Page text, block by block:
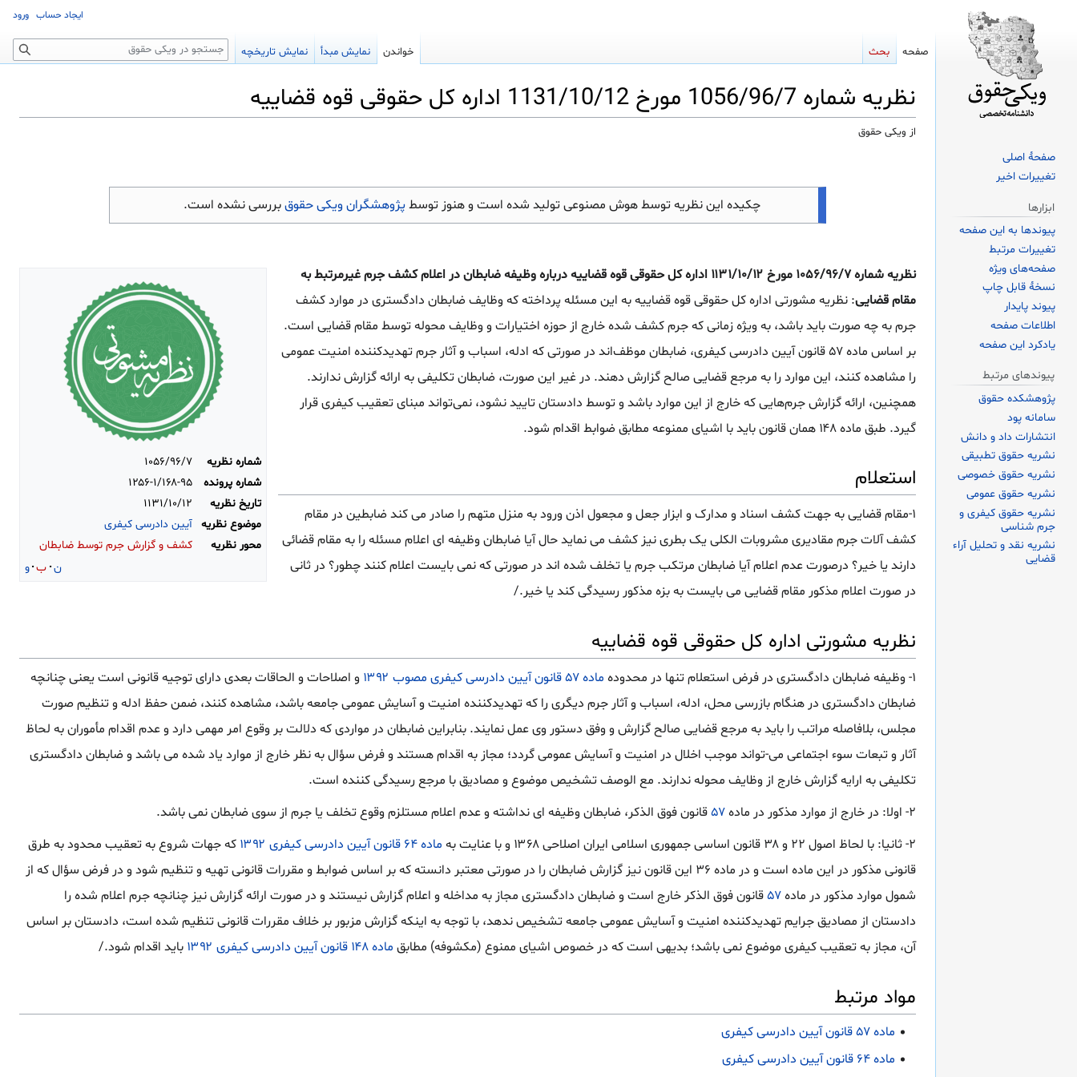
نظریه شماره 1056/96/7 مورخ 1131/10/12 اداره کل حقوقی قوه قضاییه
از ویکی حقوق
چکیده این نظریه توسط هوش مصنوعی تولید شده است و هنوز توسطپژوهشگران ویکی حقوقبررسی نشده است.
شماره نظریه
۱۰۵۶/۹۶/۷
شماره پرونده
۱۲۵۶-۱/۱۶۸-۹۵
تاریخ نظریه
۱۱۳۱/۱۰/۱۲
موضوع نظریه آیین دادرسی کیفری
محور نظریه
کشف و گزارش جرم توسط ضابطان
ن ب و
نظریه شماره ۱۰۵۶/۹۶/۷ مورخ ۱۱۳۱/۱۰/۱۲ اداره کل حقوقی قوه قضاییه درباره وظیفه ضابطان در اعلام کشف جرم غیرمرتبط به
مقام قضایی: نظریه مشورتی اداره کل حقوقی قوه قضاییه به این مسئله پرداخته که وظایف ضابطان دادگستری در موارد کشف
جرم به چه صورت باید باشد، به ویژه زمانی که جرم کشف شده خارج از حوزه اختیارات و وظایف محوله توسط مقام قضایی است.
بر اساس ماده ۵۷ قانون آیین دادرسی کیفری، ضابطان موظف‌اند در صورتی که ادله، اسباب و آثار جرم تهدیدکننده امنیت عمومی
را مشاهده کنند، این موارد را به مرجع قضایی صالح گزارش دهند. در غیر این صورت، ضابطان تکلیفی به ارائه گزارش ندارند.
همچنین، ارائه گزارش جرم‌هایی که خارج از این موارد باشد و توسط دادستان تایید نشود، نمی‌تواند مبنای تعقیب کیفری قرار
گیرد. طبق ماده ۱۴۸ همان قانون باید با اشیای ممنوعه مطابق ضوابط اقدام شود.
استعلام
۱-مقام قضایی به جهت کشف اسناد و مدارک و ابزار جعل و مجعول اذن ورود به منزل متهم را صادر می کند ضابطین در مقام
کشف آلات جرم مقادیری مشروبات الکلی یک بطری نیز کشف می نماید حال آیا ضابطان وظیفه ای اعلام مسئله را به مقام قضائی
دارند یا خیر؟ درصورت عدم اعلام آیا ضابطان مرتکب جرم یا تخلف شده اند در صورتی که نمی بایست اعلام کنند چطور؟ در ثانی
در صورت اعلام مذکور مقام قضایی می بایست به بزه مذکور رسیدگی کند یا خیر./
نظریه مشورتی اداره کل حقوقی قوه قضاییه
۱- وظیفه ضابطان دادگستری در فرض استعلام تنها در محدوده ماده ۵۷ قانون آیین دادرسی کیفری مصوب ۱۳۹۲
و اصلاحات و الحاقات بعدی دارای توجیه قانونی است یعنی چنانچه
ضابطان دادگستری در هنگام بازرسی محل، ادله، اسباب و آثار جرم دیگری را که تهدیدکننده امنیت و آسایش عمومی جامعه باشد، مشاهده کنند، ضمن حفظ ادله و تنظیم صورت
مجلس، بلافاصله مراتب را باید به مرجع قضایی صالح گزارش و وفق دستور وی عمل نمایند. بنابراین ضابطان در مواردی که دلالت بر وقوع امر مهمی دارد و عدم اقدام مأموران به لحاظ
آثار و تبعات سوء اجتماعی می-تواند موجب اخلال در امنیت و آسایش عمومی گردد؛ مجاز به اقدام هستند و فرض سؤال به نظر خارج از موارد یاد شده می باشد و ضابطان دادگستری
تکلیفی به ارایه گزارش خارج از وظایف محوله ندارند. مع الوصف تشخیص موضوع و مصادیق با مرجع رسیدگی کننده است.
۲- اولا: در خارج از موارد مذکور در ماده
۵۷قانون فوق الذکر، ضابطان وظیفه ای نداشته و عدم اعلام مستلزم وقوع تخلف یا جرم از سوی ضابطان نمی باشد.
۲- ثانیا: با لحاظ اصول ۲۲ و ۳۸ قانون اساسی جمهوری اسلامی ایران اصلاحی ۱۳۶۸ و با عنایت به
ماده ۶۴ قانون آیین دادرسی کیفری ۱۳۹۲
که جهات شروع به تعقیب محدود به طرق
قانونی مذکور در این ماده است و در ماده ۳۶ این قانون نیز گزارش ضابطان را در صورتی معتبر دانسته که بر اساس ضوابط و مقررات قانونی تهیه و تنظیم شود و در فرض سؤال که از
شمول موارد مذکور در ماده۵۷قانون فوق الذکر خارج است و ضابطان دادگستری مجاز به مداخله و اعلام گزارش نیستند و در صورت ارائه گزارش نیز چنانچه جرم اعلام شده را
دادستان از مصادیق جرایم تهدیدکننده امنیت و آسایش عمومی جامعه تشخیص ندهد، با توجه به اینکه گزارش مزبور بر خلاف مقررات قانونی تنظیم شده است، دادستان بر اساس
آن، مجاز به تعقیب کیفری موضوع نمی باشد؛ بدیهی است که در خصوص اشیای ممنوع (مکشوفه) مطابق ماده ۱۴۸ قانون آیین دادرسی کیفری ۱۳۹۲ باید اقدام شود./
مواد مرتبط
ماده ۵۷ قانون آیین دادرسی کیفری
ماده ۶۴ قانون آیین دادرسی کیفری
ایجاد حساب ورود
صفحه بحث خواندن نمایش مبدأ نمایش تاریخچه جستجو
صفحهٔ اصلی
تغییرات اخیر
ابزارها
پیوندها به این صفحه
تغییرات مرتبط
صفحه‌های ویژه
نسخهٔ قابل چاپ
پیوند پایدار
اطلاعات صفحه
یادکرد این صفحه
پیوندهای مرتبط
پژوهشکده حقوق
سامانه پود
انتشارات داد و دانش
نشریه حقوق تطبیقی
نشریه حقوق خصوصی
نشریه حقوق عمومی
نشریه حقوق کیفری و
جرم شناسی
نشریه نقد و تحلیل آراء
قضایی